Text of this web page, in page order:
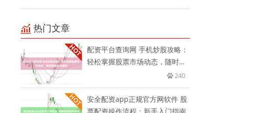
热门文章
配资平台查询网 手机炒股攻略：
轻松掌握股票市场动态，随时随
240
安全配资app正规官方网软件 股
票配资操作流程：新手入门指南